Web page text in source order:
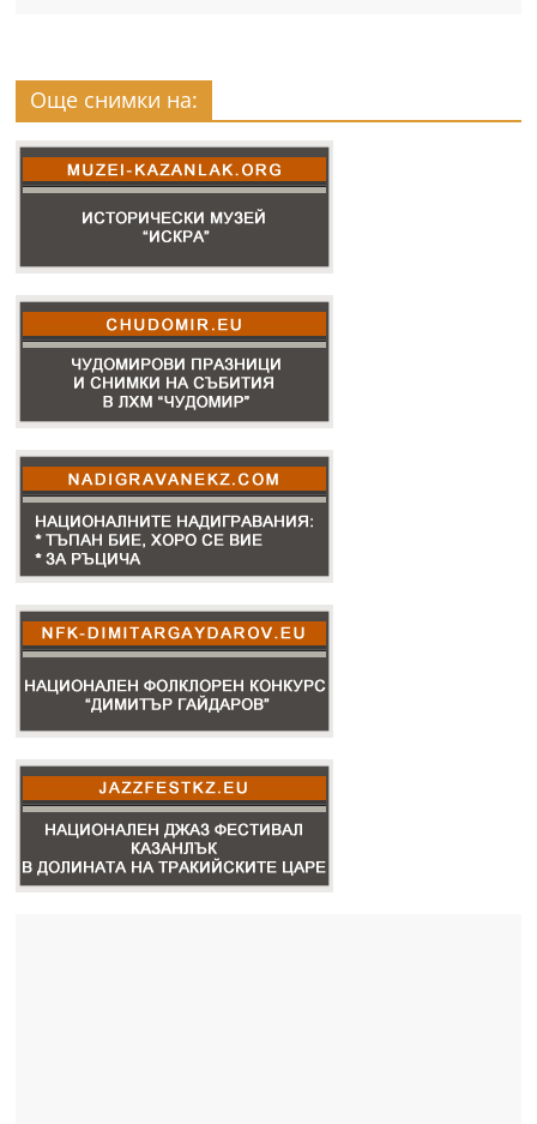
Още снимки на: